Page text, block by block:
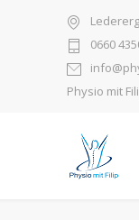
0660
Physio mit